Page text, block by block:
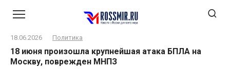
18.06.2026 Политика
18 июня произошла крупнейшая атака БПЛА на
Москву, поврежден МНПЗ